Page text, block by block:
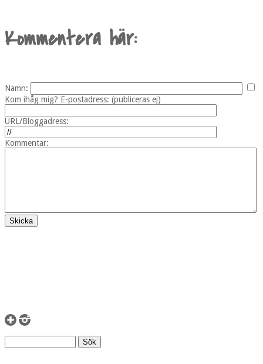
Kommentera här:
Namn:
Kom ihåg mig? E-postadress: (publiceras ej)
URL/Bloggadress:
Kommentar: